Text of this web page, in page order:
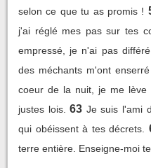
selon ce que tu as promis !
j'ai réglé mes pas sur tes
empressé, je n'ai pas
des méchants m'ont
coeur de la nuit, je me
justes lois. 63 Je suis l'ami
qui obéissent à tes décrets.
terre entière. Enseigne-moi